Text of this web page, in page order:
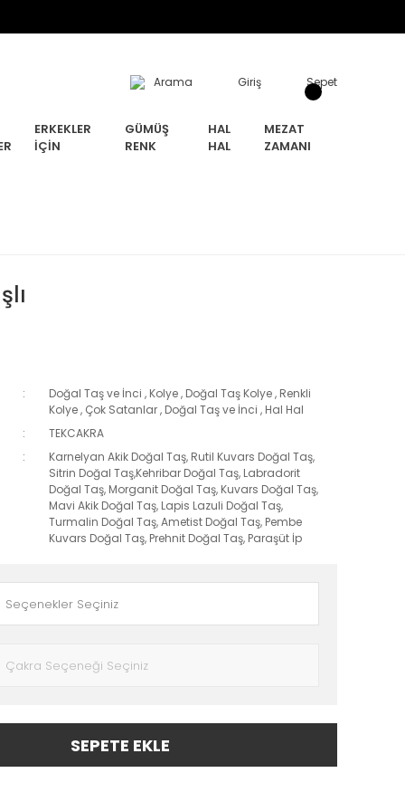
Arama Giriş Sepet
ERKEKLER
İÇIN
GÜMÜŞ
RENK
HAL
HAL
MEZAT
ZAMANI
Doğal Taş ve İnci , Kolye , Doğal Taş Kolye , Renkli
Kolye , Çok Satanlar , Doğal Taş ve İnci , Hal Hal
TEKCAKRA
Karnelyan Akik Doğal Taş, Rutil Kuvars Doğal Taş,
Sitrin Doğal Taş,Kehribar Doğal Taş, Labradorit
Doğal Taş, Morganit Doğal Taş, Kuvars Doğal Taş,
Mavi Akik Doğal Taş, Lapis Lazuli Doğal Taş,
Turmalin Doğal Taş, Ametist Doğal Taş, Pembe
Kuvars Doğal Taş, Prehnit Doğal Taş, Paraşüt İp
SEPETE EKLE